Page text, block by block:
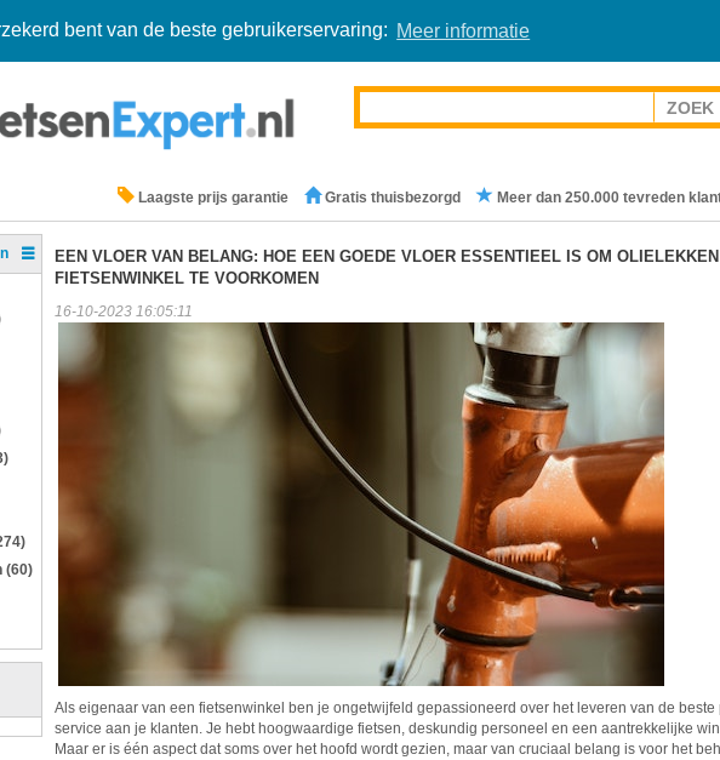
bent van de beste gebruikerservaring: Meer informatie
Laagste prijs garantie Gratis thuisbezorgd Meer dan 250.000 tevreden
(60)
EEN VLOER VAN BELANG: HOE EEN GOEDE VLOER ESSENTIEEL IS OM
FIETSENWINKEL TE VOORKOMEN
16-10-2023 16:05:11
Als eigenaar van een fietsenwinkel ben je ongetwijfeld gepassioneerd over het leveren van de beste
service aan je klanten. Je hebt hoogwaardige fietsen, deskundig personeel en een aantrekkelijke
Maar er is één aspect dat soms over het hoofd wordt gezien, maar van cruciaal belang is voor het